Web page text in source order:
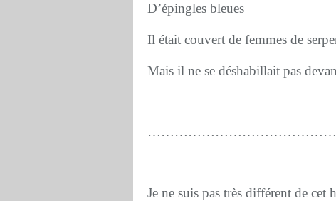
D’épingles bleues
Il était couvert de femmes de
Mais il ne se déshabillait pas
Je ne suis pas très différent de cet